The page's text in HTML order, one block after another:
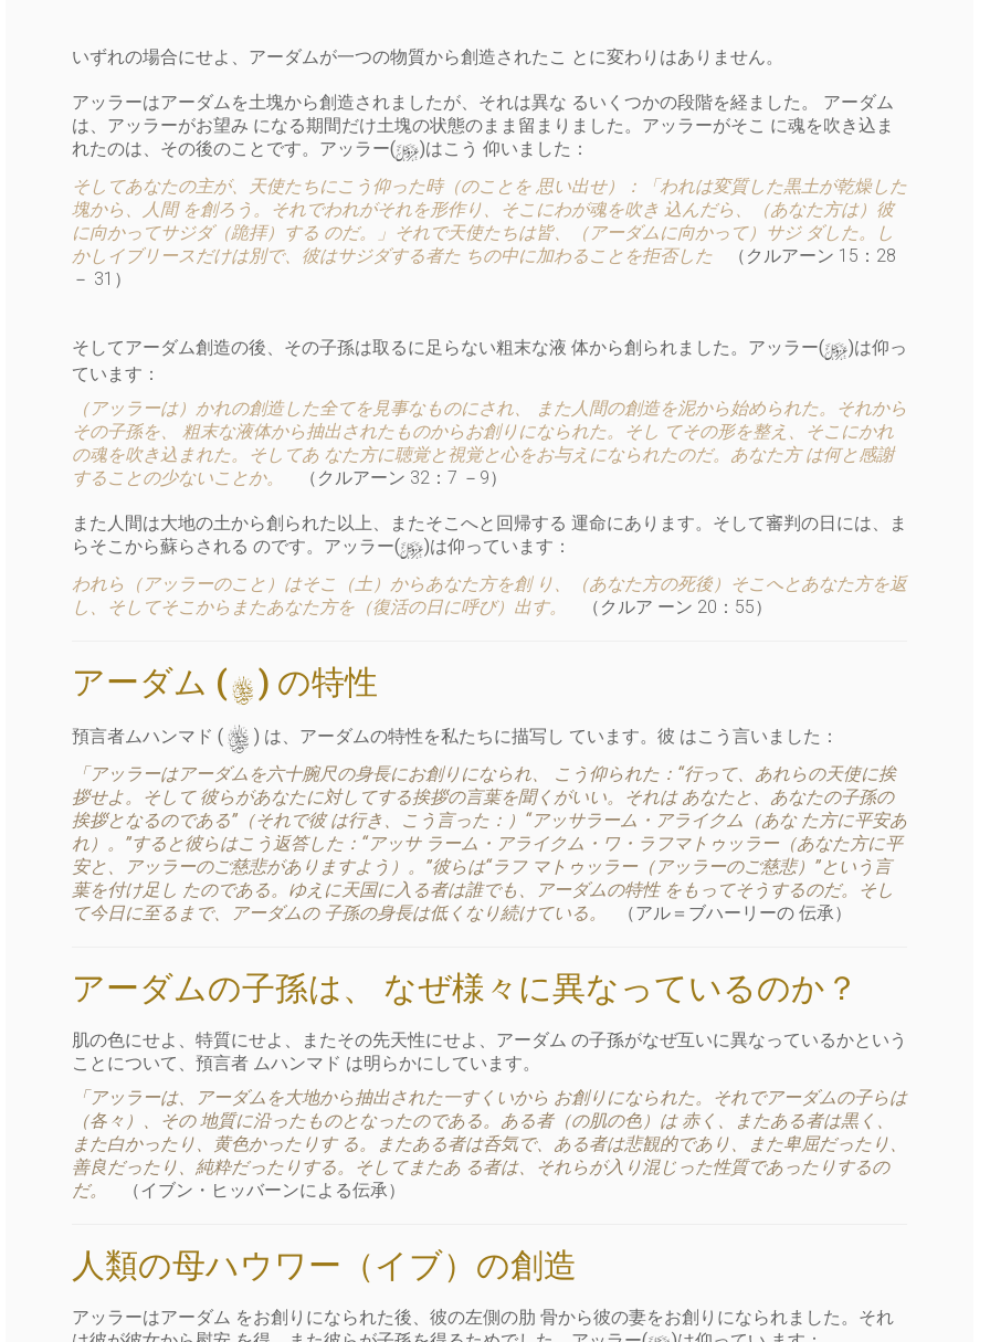
いずれの場合にせよ、アーダムが一つの物質から創造されたこ とに変わりはありません。
アッラーはアーダムを土塊から創造されましたが、それは異な るいくつかの段階を経ました。 アーダム
は、アッラーがお望み になる期間だけ土塊の状態のまま留まりました。アッラーがそこ に魂を吹き込ま
れたのは、その後のことです。アッラー(y)はこう 仰いました：
そしてあなたの主が、天使たちにこう仰った時（のことを 思い出せ）：「われは変質した黒土が乾燥した
塊から、人間 を創ろう。それでわれがそれを形作り、そこにわが魂を吹き 込んだら、（あなた方は）彼
に向かってサジダ（跪拝）する のだ。」それで天使たちは皆、（アーダムに向かって）サジ ダした。し
かしイブリースだけは別で、彼はサジダする者た ちの中に加わることを拒否した
（クルアーン 15：28
－ 31）
そしてアーダム創造の後、その子孫は取るに足らない粗末な液 体から創られました。アッラー(y)は仰っ
ています：
（アッラーは）かれの創造した全てを見事なものにされ、 また人間の創造を泥から始められた。それから
その子孫を、 粗末な液体から抽出されたものからお創りになられた。そし てその形を整え、そこにかれ
の魂を吹き込まれた。そしてあ なた方に聴覚と視覚と心をお与えになられたのだ。あなた方 は何と感謝
することの少ないことか。
（クルアーン 32：7 －9）
また人間は大地の土から創られた以上、またそこへと回帰する 運命にあります。そして審判の日には、ま
らそこから蘇らされる のです。アッラー(y)は仰っています：
われら（アッラーのこと）はそこ（土）からあなた方を創 り、（あなた方の死後）そこへとあなた方を返
し、そしてそこからまたあなた方を（復活の日に呼び）出す。
（クルア ーン 20：55）
アーダム (s) の特性
預言者ムハンマド ( s ) は、アーダムの特性を私たちに描写し ています。彼 はこう言いました：
「アッラーはアーダムを六十腕尺の身長にお創りになられ、 こう仰られた：“行って、あれらの天使に挨
拶せよ。そして 彼らがあなたに対してする挨拶の言葉を聞くがいい。それは あなたと、あなたの子孫の
挨拶となるのである”（それで彼 は行き、こう言った：）“アッサラーム・アライクム（あな た方に平安あ
れ）。”すると彼らはこう返答した：“アッサ ラーム・アライクム・ワ・ラフマトゥッラー（あなた方に平
安と、アッラーのご慈悲がありますよう）。”彼らは“ラフ マトゥッラー（アッラーのご慈悲）”という言
葉を付け足し たのである。ゆえに天国に入る者は誰でも、アーダムの特性 をもってそうするのだ。そし
て今日に至るまで、アーダムの 子孫の身長は低くなり続けている。
（アル＝ブハーリーの 伝承）
アーダムの子孫は、 なぜ様々に異なっているのか？
肌の色にせよ、特質にせよ、またその先天性にせよ、アーダム の子孫がなぜ互いに異なっているかという
ことについて、預言者 ムハンマド は明らかにしています。
「アッラーは、アーダムを大地から抽出された一すくいから お創りになられた。それでアーダムの子らは
（各々）、その 地質に沿ったものとなったのである。ある者（の肌の色）は 赤く、またある者は黒く、
また白かったり、黄色かったりす る。またある者は呑気で、ある者は悲観的であり、また卑屈だったり、
善良だったり、純粋だったりする。そしてまたあ る者は、それらが入り混じった性質であったりするの
だ。
（イブン・ヒッバーンによる伝承）
人類の母ハウワー（イブ）の創造
アッラーはアーダム をお創りになられた後、彼の左側の肋 骨から彼の妻をお創りになられました。それ